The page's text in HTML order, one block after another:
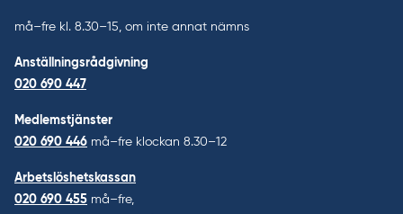
må–fre kl. 8.30–15, om inte annat nämns
Anställningsrådgivning
020 690 447
Medlemstjänster
020 690 446 må–fre klockan 8.30–12
Arbetslöshetskassan
020 690 455 må–fre,